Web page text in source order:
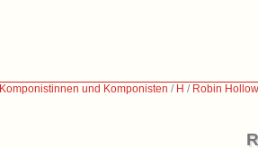
Komponistinnen und Komponisten / H / Robin